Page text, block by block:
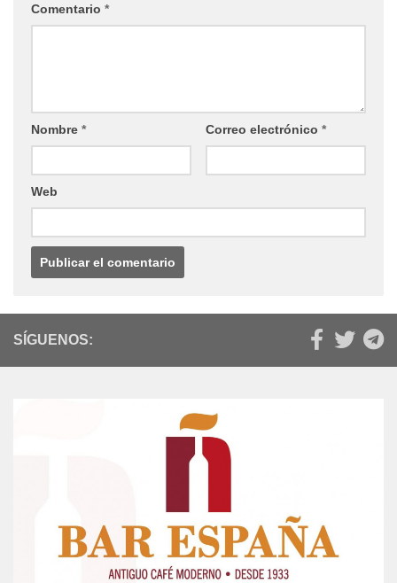
Comentario *
Nombre * Correo electrónico *
Web
SÍGUENOS: